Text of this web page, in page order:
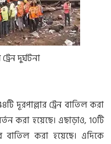
দুর্ঘটনা
দূরপাল্লার ট্রেন বাতিল করা
করা হয়েছে। এছাড়াও, 10টি
বাতিল করা হয়েছে। এদিকে